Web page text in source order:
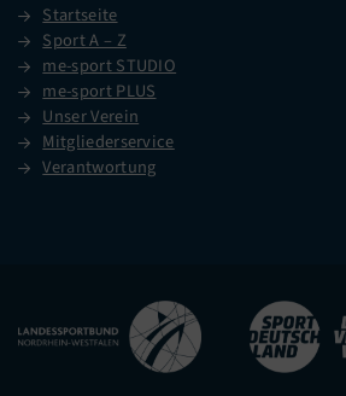
Startseite
Sport A – Z
me-sport STUDIO
me-sport PLUS
Unser Verein
Mitgliederservice
Verantwortung